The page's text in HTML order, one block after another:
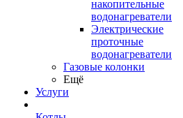
накопительные
водонагреватели
Электрические
проточные
водонагреватели
Газовые колонки
Ещё
Услуги